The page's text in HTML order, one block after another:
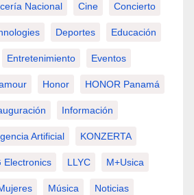
Nacional Cine Concierto
Deportes Educación
Entretenimiento Eventos
Honor HONOR Panamá
Información
Artificial KONZERTA
Electronics LLYC M+usica
Música Noticias